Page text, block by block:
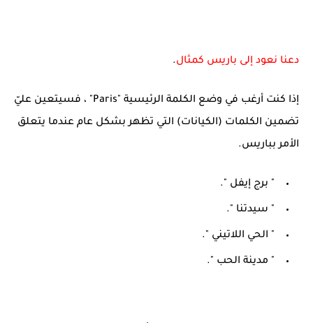
دعنا نعود إلى باريس كمثال.
إذا كنت أرغب في وضع الكلمة الرئيسية "Paris" ، فسيتعين عليّ
تضمين الكلمات (الكيانات) التي تظهر بشكل عام عندما يتعلق
الأمر بباريس.
" برج إيفل ".
" سيدتنا ".
" الحي اللاتيني ".
" مدينة الحب ".